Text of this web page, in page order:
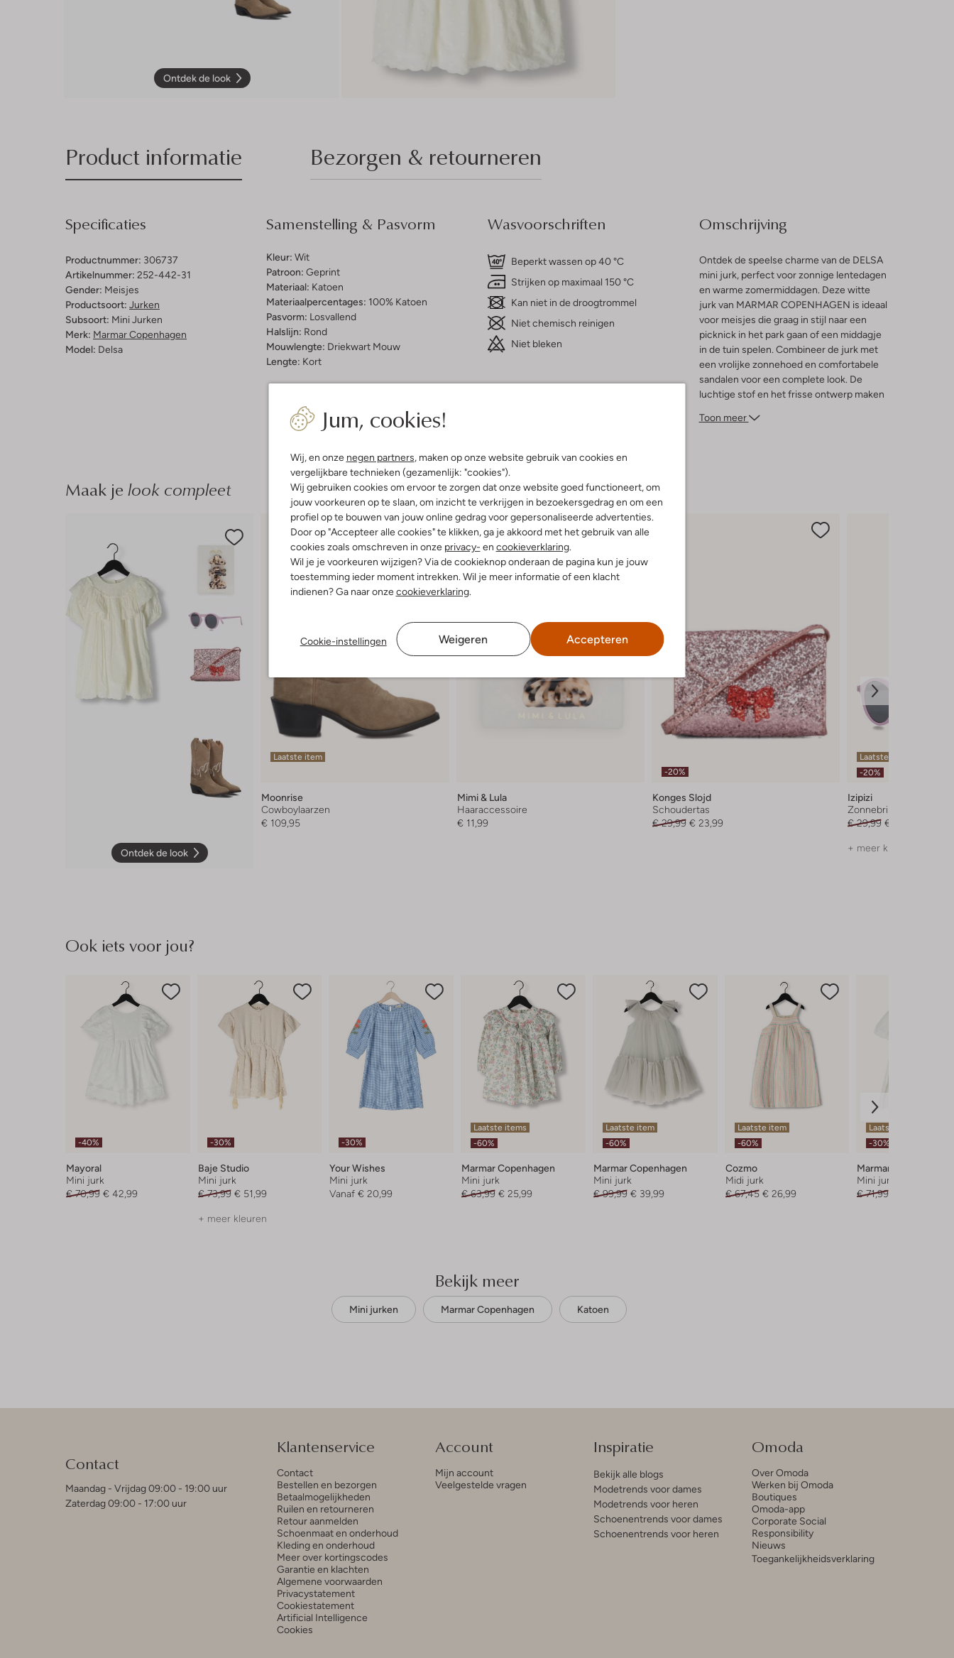
Jum, cookies!
Wij, en onze negen partners, maken op onze website gebruik van cookies en
vergelijkbare technieken (gezamenlijk: "cookies").
Wij gebruiken cookies om ervoor te zorgen dat onze website goed functioneert, om
jouw voorkeuren op te slaan, om inzicht te verkrijgen in bezoekersgedrag en om een
profiel op te bouwen van jouw online gedrag voor gepersonaliseerde advertenties.
Door op "Accepteer alle cookies" te klikken, ga je akkoord met het gebruik van alle
cookies zoals omschreven in onze privacy- en cookieverklaring.
Wil je je voorkeuren wijzigen? Via de cookieknop onderaan de pagina kun je jouw
toestemming ieder moment intrekken. Wil je meer informatie of een klacht
indienen? Ga naar onzecookieverklaring.
Cookie-instellingen Weigeren Accepteren
Ontdek de look
Product informatie Bezorgen & retourneren
Specificaties
Productnummer: 306737
Artikelnummer: 252-442-31
Gender: Meisjes
Productsoort: Jurken
Subsoort: Mini Jurken
Merk: Marmar Copenhagen
Model: Delsa
Samenstelling & Pasvorm
Kleur: Wit
Patroon: Geprint
Materiaal: Katoen
Materiaalpercentages: 100% Katoen
Pasvorm: Losvallend
Halslijn: Rond
Mouwlengte: Driekwart Mouw
Lengte: Kort
Wasvoorschriften
Beperkt wassen op 40 °C
Strijken op maximaal 150 °C
Kan niet in de droogtrommel
Niet chemisch reinigen
Niet bleken
Omschrijving
Ontdek de speelse charme van de DELSA
mini jurk, perfect voor zonnige lentedagen
en warme zomermiddagen. Deze witte
jurk van MARMAR COPENHAGEN is ideaal
voor meisjes die graag in stijl naar een
picknick in het park gaan of een middagje
in de tuin spelen. Combineer de jurk met
een vrolijke zonnehoed en comfortabele
sandalen voor een complete look. De
luchtige stof en het frisse ontwerp maken
houdt van bewegen en plezier maken. Laat
Toon meer
Maak je look compleet
Ontdek de look
Laatste item
Moonrise
Cowboylaarzen
€ 109,95
Mimi & Lula
Haaraccessoire
€ 11,99
-20%
Konges Slojd
Schoudertas
€ 29,99 € 23,99
Laatste maten
-20%
Izipizi
Zonnebril
€ 29,99 € 23,99
+ meer kleuren
Ook iets voor jou?
-40%
Mayoral
Mini jurk
€ 70,99 € 42,99
-30%
Baje Studio
Mini jurk
€ 73,99 € 51,99
+ meer kleuren
-30%
Your Wishes
Mini jurk
Vanaf € 20,99
Laatste items
-60%
Marmar Copenhagen
Mini jurk
€ 63,99 € 25,99
Laatste item
-60%
Marmar Copenhagen
Mini jurk
€ 99,99 € 39,99
Laatste item
-60%
Cozmo
Midi jurk
€ 67,45 € 26,99
Laatste item
-30%
Marmar Copenhagen
Mini jurk
€ 71,99
Bekijk meer
Mini jurken Marmar Copenhagen Katoen
Contact
Maandag - Vrijdag 09:00 - 19:00 uur
Zaterdag 09:00 - 17:00 uur
Klantenservice
Contact
Bestellen en bezorgen
Betaalmogelijkheden
Ruilen en retourneren
Retour aanmelden
Schoenmaat en onderhoud
Kleding en onderhoud
Meer over kortingscodes
Garantie en klachten
Algemene voorwaarden
Privacystatement
Cookiestatement
Artificial Intelligence
Cookies
Account
Mijn account
Veelgestelde vragen
Inspiratie
Bekijk alle blogs
Modetrends voor dames
Modetrends voor heren
Schoenentrends voor dames
Schoenentrends voor heren
Omoda
Over Omoda
Werken bij Omoda
Boutiques
Omoda-app
Corporate Social
Responsibility
Nieuws
Toegankelijkheidsverklaring